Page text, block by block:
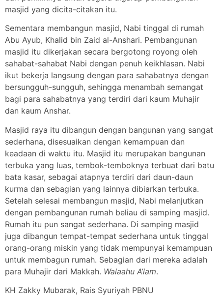
masjid yang dicita-citakan itu.
Sementara membangun masjid, Nabi tinggal di rumah
Abu Ayub, Khalid bin Zaid al-Anshari. Pembangunan
masjid itu dikerjakan secara bergotong royong oleh
sahabat-sahabat Nabi dengan penuh keikhlasan. Nabi
ikut bekerja langsung dengan para sahabatnya dengan
bersungguh-sungguh, sehingga menambah semangat
bagi para sahabatnya yang terdiri dari kaum Muhajir
dan kaum Anshar.
Masjid raya itu dibangun dengan bangunan yang sangat
sederhana, disesuaikan dengan kemampuan dan
keadaan di waktu itu. Masjid itu merupakan bangunan
terbuka yang luas, tembok-temboknya terbuat dari batu
bata kasar, sebagai atapnya terdiri dari daun-daun
kurma dan sebagian yang lainnya dibiarkan terbuka.
Setelah selesai membangun masjid, Nabi melanjutkan
dengan pembangunan rumah beliau di samping masjid.
Rumah itu pun sangat sederhana. Di samping masjid
juga dibangun tempat-tempat sederhana untuk tinggal
orang-orang miskin yang tidak mempunyai kemampuan
untuk membagun rumah. Sebagian dari mereka adalah
para Muhajir dari Makkah. Walaahu A’lam.
KH Zakky Mubarak, Rais Syuriyah PBNU